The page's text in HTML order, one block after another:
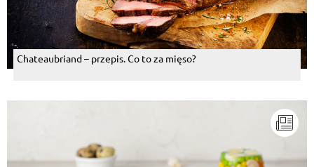
Chateaubriand – przepis. Co to za mięso?